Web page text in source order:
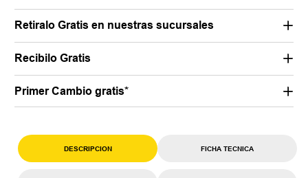
Retiralo Gratis en nuestras sucursales
Recibilo Gratis
Primer Cambio gratis*
DESCRIPCION FICHA TECNICA